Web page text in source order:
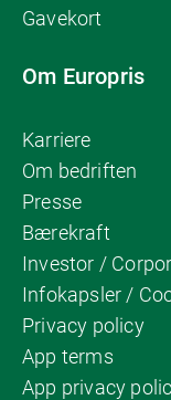
Gavekort
Om Europris
Karriere
Om bedriften
Presse
Bærekraft
Investor /
Infokapsler /
Privacy policy
App terms
App privacy